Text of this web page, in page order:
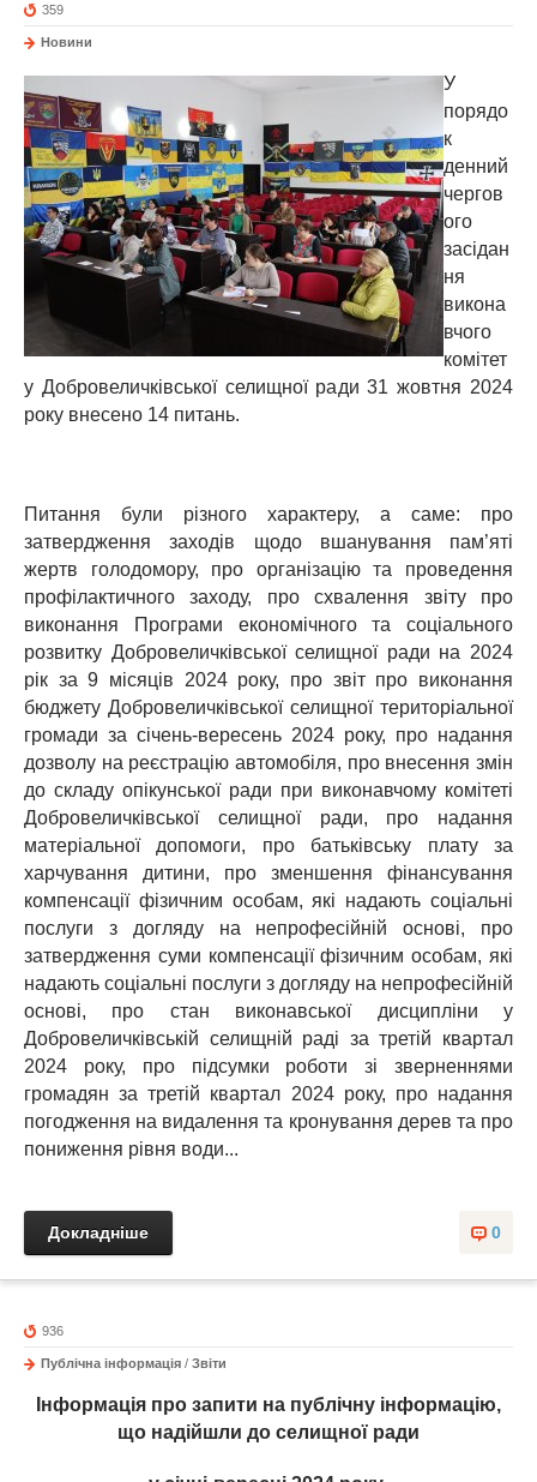
359
Новини
У
порядо
к
денний
чергов
ого
засідан
ня
викона
вчого
комітет
у Добровеличківської селищної ради 31 жовтня 2024
року внесено 14 питань.
Питання були різного характеру, а саме: про
затвердження заходів щодо вшанування пам’яті
жертв голодомору, про організацію та проведення
профілактичного заходу, про схвалення звіту про
виконання Програми економічного та соціального
розвитку Добровеличківської селищної ради на 2024
рік за 9 місяців 2024 року, про звіт про виконання
бюджету Добровеличківської селищної територіальної
громади за січень-вересень 2024 року, про надання
дозволу на реєстрацію автомобіля, про внесення змін
до складу опікунської ради при виконавчому комітеті
Добровеличківської селищної ради, про надання
матеріальної допомоги, про батьківську плату за
харчування дитини, про зменшення фінансування
компенсації фізичним особам, які надають соціальні
послуги з догляду на непрофесійній основі, про
затвердження суми компенсації фізичним особам, які
надають соціальні послуги з догляду на непрофесійній
основі, про стан виконавської дисципліни у
Добровеличківській селищній раді за третій квартал
2024 року, про підсумки роботи зі зверненнями
громадян за третій квартал 2024 року, про надання
погодження на видалення та кронування дерев та про
пониження рівня води...
0
Докладніше
936
Публічна інформація / Звіти
Інформація про запити на публічну інформацію,
що надійшли до селищної ради